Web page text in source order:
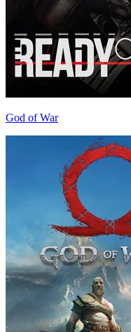
God of War